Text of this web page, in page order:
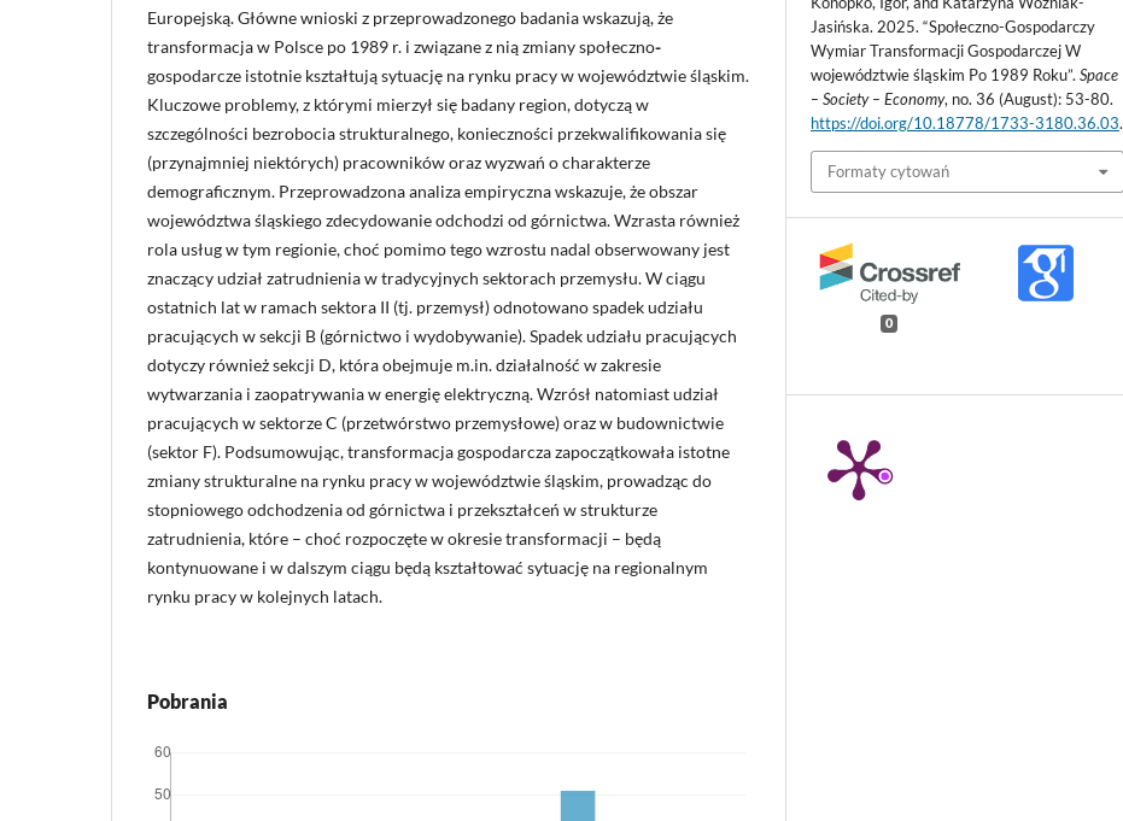
Europejską. Główne wnioski z przeprowadzonego badania wskazują, że
transformacja w Polsce po 1989 r. i związane z nią zmiany społeczno-
gospodarcze istotnie kształtują sytuację na rynku pracy w województwie śląskim.
Kluczowe problemy, z którymi mierzył się badany region, dotyczą w
szczególności bezrobocia strukturalnego, konieczności przekwalifikowania się
(przynajmniej niektórych) pracowników oraz wyzwań o charakterze
demograficznym. Przeprowadzona analiza empiryczna wskazuje, że obszar
województwa śląskiego zdecydowanie odchodzi od górnictwa. Wzrasta również
rola usług w tym regionie, choć pomimo tego wzrostu nadal obserwowany jest
znaczący udział zatrudnienia w tradycyjnych sektorach przemysłu. W ciągu
ostatnich lat w ramach sektora II (tj. przemysł) odnotowano spadek udziału
pracujących w sekcji B (górnictwo i wydobywanie). Spadek udziału pracujących
dotyczy również sekcji D, która obejmuje m.in. działalność w zakresie
wytwarzania i zaopatrywania w energię elektryczną. Wzrósł natomiast udział
pracujących w sektorze C (przetwórstwo przemysłowe) oraz w budownictwie
(sektor F). Podsumowując, transformacja gospodarcza zapoczątkowała istotne
zmiany strukturalne na rynku pracy w województwie śląskim, prowadząc do
stopniowego odchodzenia od górnictwa i przekształceń w strukturze
zatrudnienia, które – choć rozpoczęte w okresie transformacji – będą
kontynuowane i w dalszym ciągu będą kształtować sytuację na regionalnym
rynku pracy w kolejnych latach.
Pobrania
Jasińska. 2025. “Społeczno-Gospodarczy
Wymiar Transformacji Gospodarczej W
województwie śląskim Po 1989 Roku”.Space
– Society – Economy, no. 36 (August): 53-80.
https://doi.org/10.18778/1733-3180.36.03.
Formaty cytowań
0